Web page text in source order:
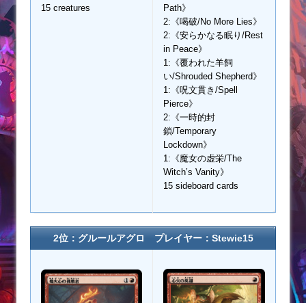
15 creatures
Path》
2:《喝破/No More Lies》
2:《安らかなる眠り/Rest
in Peace》
1:《覆われた羊飼
い/Shrouded Shepherd》
1:《呪文貫き/Spell
Pierce》
2:《一時的封
鎖/Temporary
Lockdown》
1:《魔女の虚栄/The
Witch’s Vanity》
15 sideboard cards
2位：グルールアグロ プレイヤー：Stewie15